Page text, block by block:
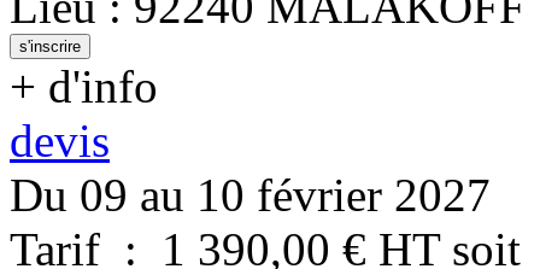
s'inscrire
+ d'info
devis
Du 09 au 10 février 2027
Tarif : 1 390,00 € HT soit